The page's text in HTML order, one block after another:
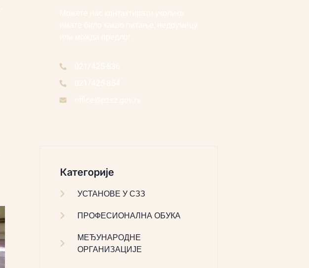
Категорије
УСТАНОВЕ У СЗЗ
ПРОФЕСИОНАЛНА ОБУКА
МЕЂУНАРОДНЕ
ОРГАНИЗАЦИЈЕ